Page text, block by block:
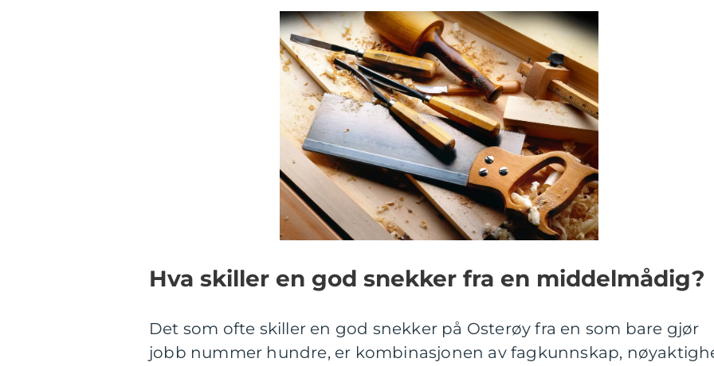
Hva skiller en god snekker fra en middelmådig?
Det som ofte skiller en god snekker på Osterøy fra en som bare gjør
jobb nummer hundre, er kombinasjonen av fagkunnskap,